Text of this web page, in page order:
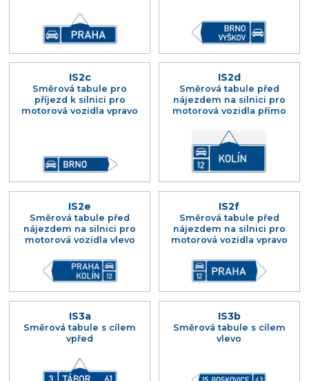
IS2c
Směrová tabule pro
příjezd k silnici pro
motorová vozidla vpravo
IS2d
Směrová tabule před
nájezdem na silnici pro
motorová vozidla přímo
IS2e
Směrová tabule před
nájezdem na silnici pro
motorová vozidla vlevo
IS2f
Směrová tabule před
nájezdem na silnici pro
motorová vozidla vpravo
IS3a
Směrová tabule s cílem
vpřed
IS3b
Směrová tabule s cílem
vlevo